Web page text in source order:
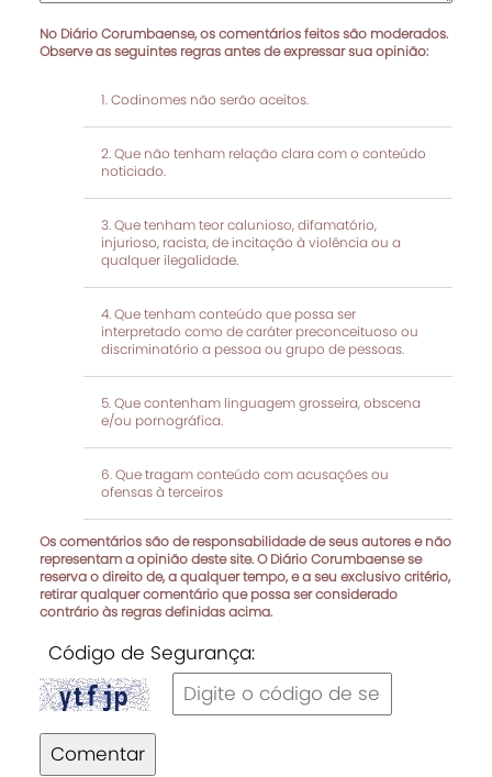
No Diário Corumbaense, os comentários feitos são moderados.
Observe as seguintes regras antes de expressar sua opinião:
Codinomes não serão aceitos.
Que não tenham relação clara com o conteúdo
noticiado.
Que tenham teor calunioso, difamatório,
injurioso, racista, de incitação à violência ou a
qualquer ilegalidade.
Que tenham conteúdo que possa ser
interpretado como de caráter preconceituoso ou
discriminatório a pessoa ou grupo de pessoas.
Que contenham linguagem grosseira, obscena
e/ou pornográfica.
Que tragam conteúdo com acusações ou
ofensas à terceiros
Os comentários são de responsabilidade de seus autores e não
representam a opinião deste site. O Diário Corumbaense se
reserva o direito de, a qualquer tempo, e a seu exclusivo critério,
retirar qualquer comentário que possa ser considerado
contrário às regras definidas acima.
Código de Segurança:
Comentar